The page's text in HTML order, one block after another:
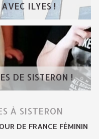
ILYES !
DE SISTERON !
À SISTERON
DE FRANCE FÉMININ